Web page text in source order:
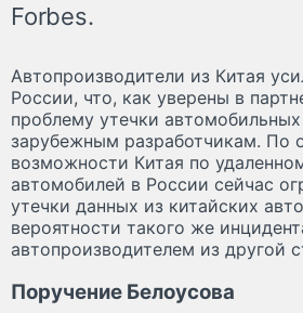
Forbes.
Автопроизводители из Китая
России, что, как уверены в
проблему утечки
зарубежным разработчикам. По
возможности Китая по
автомобилей в России сейчас
утечки данных из китайских
вероятности такого же
автопроизводителем из другой
Поручение Белоусова